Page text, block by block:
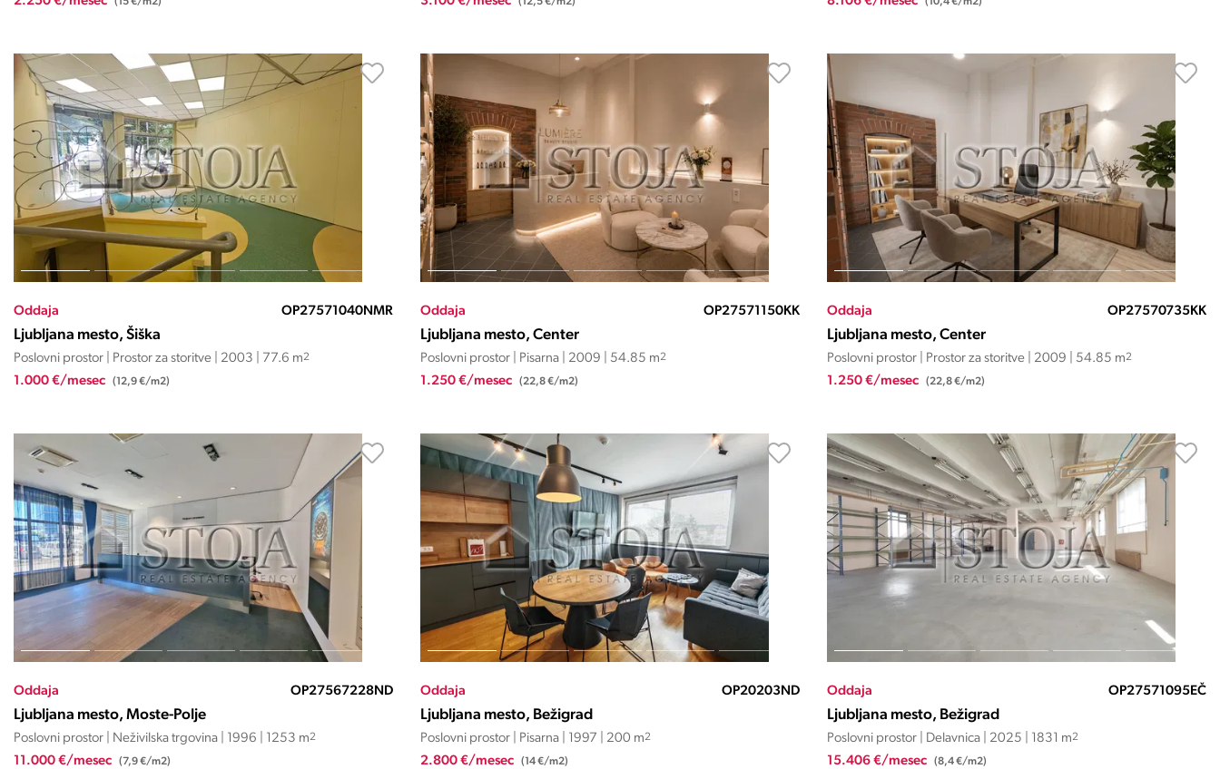
Oddaja OP27571040NMR
Ljubljana mesto, Šiška
Poslovni prostor | Prostor za storitve | 2003 | 77.6 m2
1.000 €/mesec (12,9 €/m2)
Oddaja OP27571150KK
Ljubljana mesto, Center
Poslovni prostor | Pisarna | 2009 | 54.85 m2
1.250 €/mesec (22,8 €/m2)
Oddaja OP27570735KK
Ljubljana mesto, Center
Poslovni prostor | Prostor za storitve | 2009 | 54.85 m2
1.250 €/mesec (22,8 €/m2)
Oddaja OP27567228ND
Ljubljana mesto, Moste-Polje
Poslovni prostor | Neživilska trgovina | 1996 | 1253 m2
11.000 €/mesec (7,9 €/m2)
Oddaja OP20203ND
Ljubljana mesto, Bežigrad
Poslovni prostor | Pisarna | 1997 | 200 m2
2.800 €/mesec (14 €/m2)
Oddaja OP27571095EČ
Ljubljana mesto, Bežigrad
Poslovni prostor | Delavnica | 2025 | 1831 m2
15.406 €/mesec (8,4 €/m2)